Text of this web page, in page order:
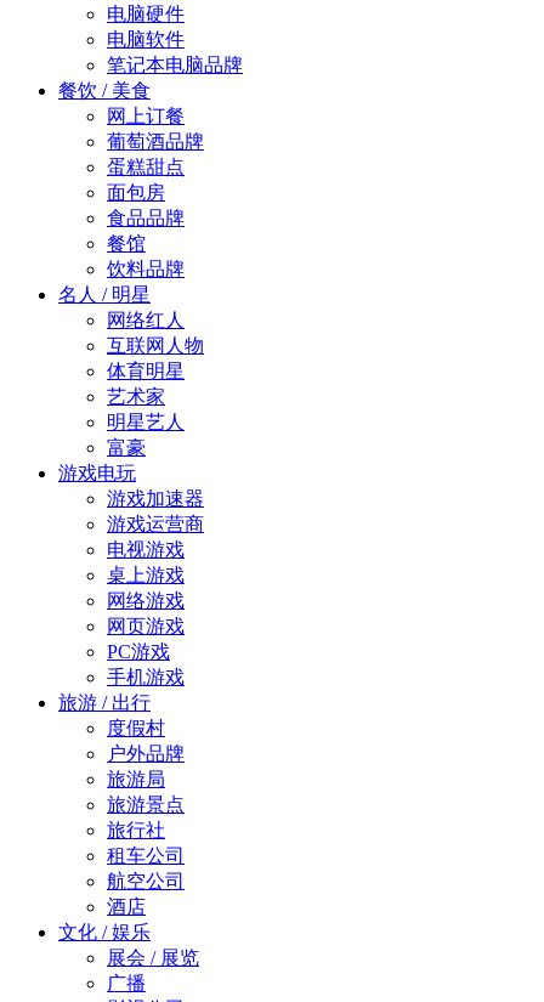
电脑硬件
电脑软件
笔记本电脑品牌
餐饮 / 美食
网上订餐
葡萄酒品牌
蛋糕甜点
面包房
食品品牌
餐馆
饮料品牌
名人 / 明星
网络红人
互联网人物
体育明星
艺术家
明星艺人
富豪
游戏电玩
游戏加速器
游戏运营商
电视游戏
桌上游戏
网络游戏
网页游戏
PC游戏
手机游戏
旅游 / 出行
度假村
户外品牌
旅游局
旅游景点
旅行社
租车公司
航空公司
酒店
文化 / 娱乐
展会 / 展览
广播